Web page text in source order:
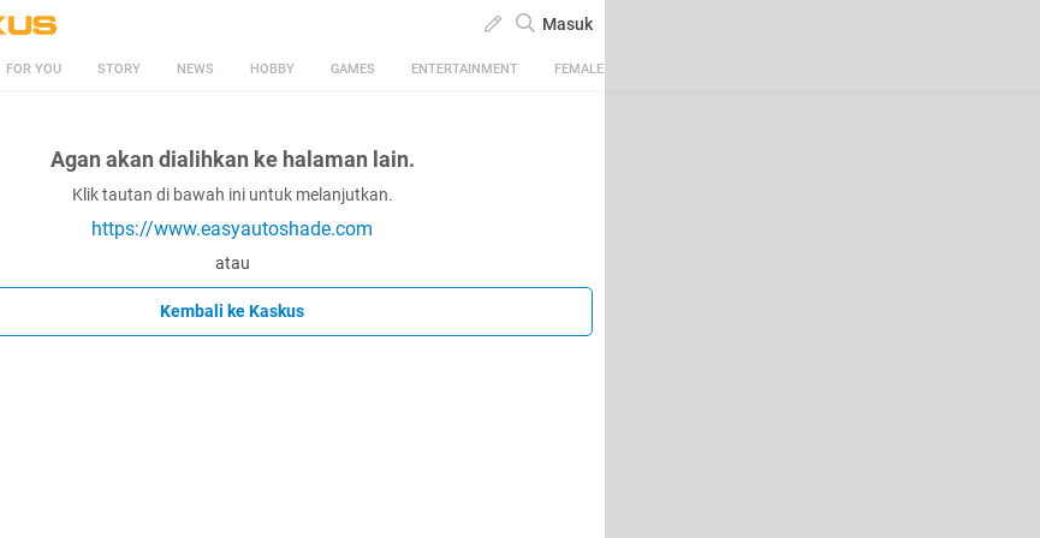
Masuk
FOR YOU STORY NEWS HOBBY GAMES ENTERTAINMENT FEMALE
Agan akan dialihkan ke halaman lain.
Klik tautan di bawah ini untuk melanjutkan.
https://www.easyautoshade.com
atau
Kembali ke Kaskus